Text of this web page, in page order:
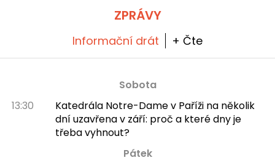
horké dny, všechny jejich prohlídky probíhají
ZPRÁVY
Informační drát + Čte
Sobota
13:30
Katedrála Notre-Dame v Paříži na několik
dní uzavřena v září: proč a které dny je
třeba vyhnout?
Pátek